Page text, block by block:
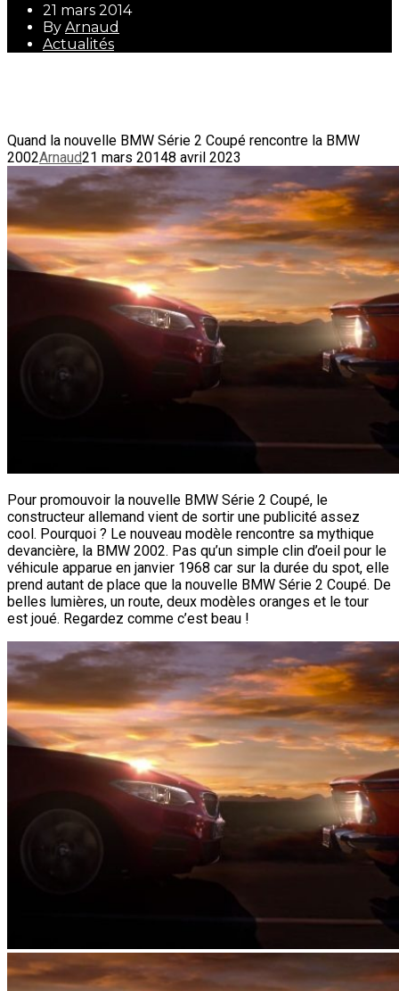
21 mars 2014
By Arnaud
Actualités
Quand la nouvelle BMW Série 2 Coupé rencontre la BMW
2002Arnaud21 mars 20148 avril 2023
Pour promouvoir la nouvelle BMW Série 2 Coupé, le
constructeur allemand vient de sortir une publicité assez
cool. Pourquoi ? Le nouveau modèle rencontre sa mythique
devancière, la BMW 2002. Pas qu’un simple clin d’oeil pour le
véhicule apparue en janvier 1968 car sur la durée du spot, elle
prend autant de place que la nouvelle BMW Série 2 Coupé. De
belles lumières, un route, deux modèles oranges et le tour
est joué. Regardez comme c’est beau !